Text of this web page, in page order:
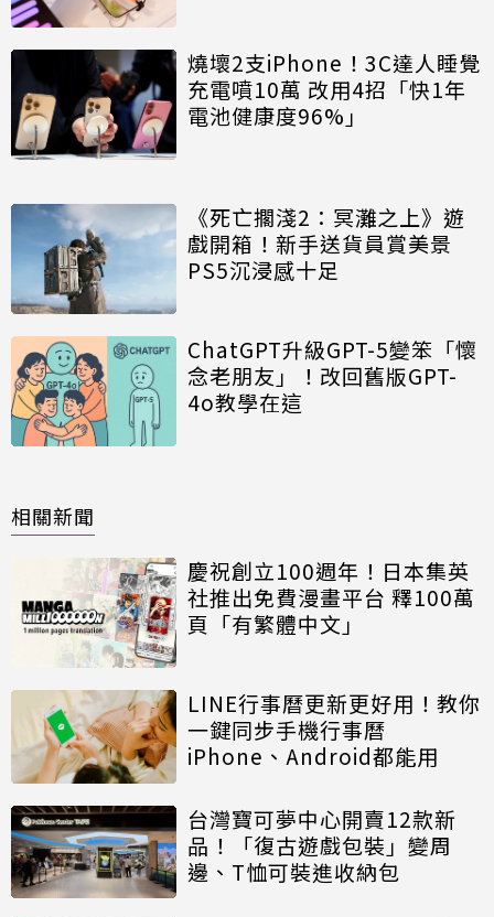
燒壞2支iPhone！3C達人睡覺
充電噴10萬 改用4招「快1年
電池健康度96%」
《死亡擱淺2：冥灘之上》遊
戲開箱！新手送貨員賞美景
PS5沉浸感十足
ChatGPT升級GPT-5變笨「懷
念老朋友」！改回舊版GPT-
4o教學在這
相關新聞
慶祝創立100週年！日本集英
社推出免費漫畫平台 釋100萬
頁「有繁體中文」
LINE行事曆更新更好用！教你
一鍵同步手機行事曆
iPhone、Android都能用
台灣寶可夢中心開賣12款新
品！「復古遊戲包裝」變周
邊、T恤可裝進收納包